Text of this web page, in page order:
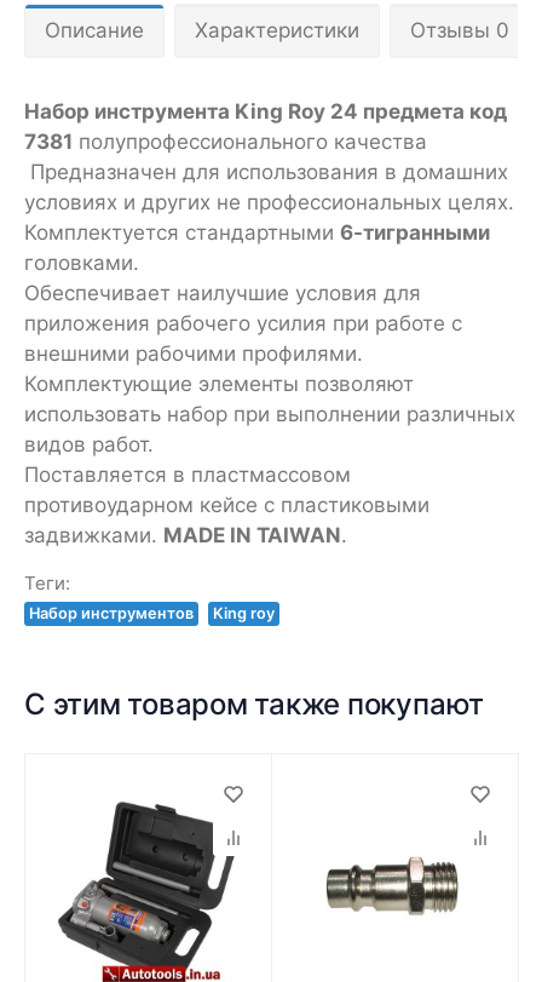
Описание Характеристики Отзывы 0
Набор инструмента King Roy 24 предмета код
7381 полупрофессионального качества
Предназначен для использования в домашних
условиях и других не профессиональных целях.
Комплектуется стандартными 6-тигранными
головками.
Обеспечивает наилучшие условия для
приложения рабочего усилия при работе с
внешними рабочими профилями.
Комплектующие элементы позволяют
использовать набор при выполнении различных
видов работ.
Поставляется в пластмассовом
противоударном кейсе с пластиковыми
задвижками. MADE IN TAIWAN.
Теги:
Набор инструментов King roy
С этим товаром также покупают